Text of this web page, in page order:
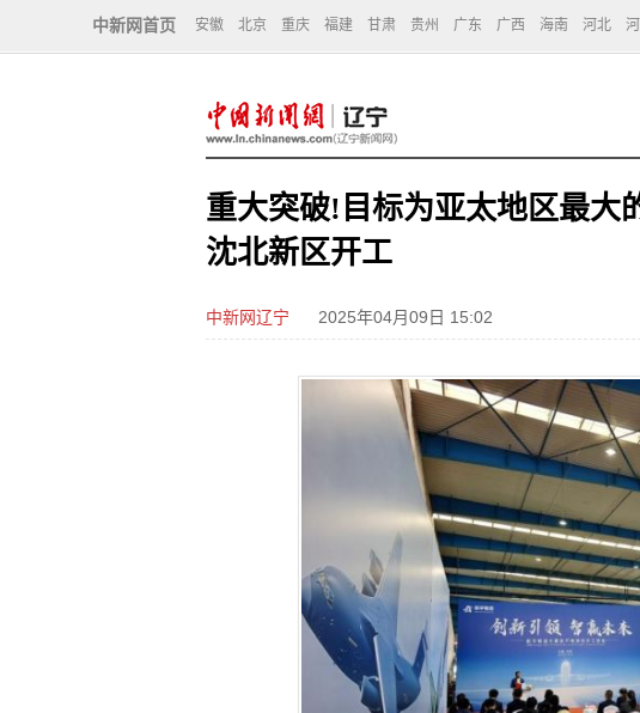
中新网首页 安徽 北京 重庆 福建 甘肃 贵州 广东 广西 海南 河北
重大突破!目标为亚太地区最大
沈北新区开工
中新网辽宁 2025年04月09日 15:02